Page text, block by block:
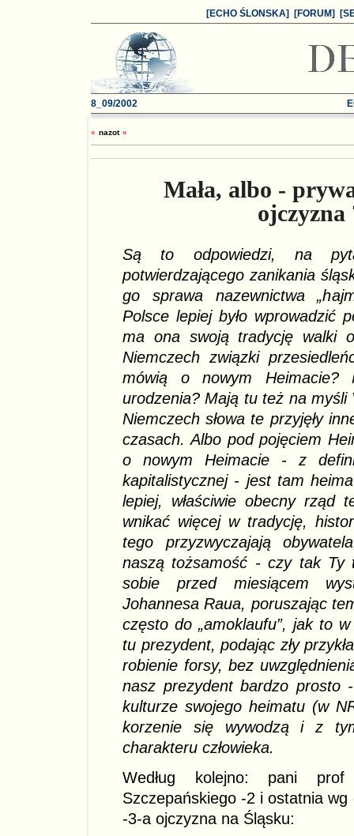
[ECHO ŚLONSKA] [FORUM]
8_09/2002
« nazot «
Mała, albo -
ojczyzna
Są to odpowiedzi, na
potwierdzającego zanikania
go sprawa nazewnictwa
Polsce lepiej było wprowadzić
ma ona swoją tradycję walki
Niemczech związki
mówią o nowym Heimacie?
urodzenia? Mają tu też na
Niemczech słowa te przyjęły
czasach. Albo pod pojęciem
o nowym Heimacie - z
kapitalistycznej - jest tam
lepiej, właściwie obecny rząd
wnikać więcej w tradycję,
tego przyzwyczajają
naszą tożsamość - czy tak Ty
sobie przed miesiącem
Johannesa Raua, poruszając
często do „amoklaufu”, jak to
tu prezydent, podając zły
robienie forsy, bez
nasz prezydent bardzo prosto
kulturze swojego heimatu (w
korzenie się wywodzą i z
charakteru człowieka.
Według kolejno: pani
Szczepańskiego -2 i ostatnia
-3-a ojczyzna na Śląsku: